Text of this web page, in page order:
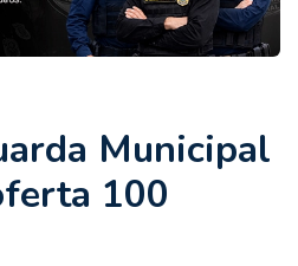
Municipal
100